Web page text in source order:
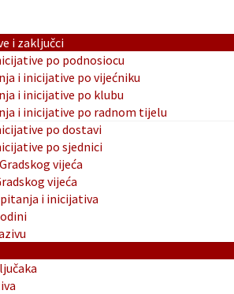
i zaključci
po podnosiocu
i inicijative po vijećniku
i inicijative po klubu
i inicijative po radnom tijelu
po dostavi
po sjednici
vijeća
vijeća
i inicijativa